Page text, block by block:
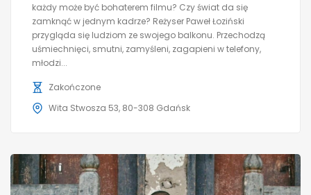
każdy może być bohaterem filmu? Czy świat da się
zamknąć w jednym kadrze? Reżyser Paweł Łoziński
przygląda się ludziom ze swojego balkonu. Przechodzą
uśmiechnięci, smutni, zamyśleni, zagapieni w telefony,
młodzi...
Zakończone
Wita Stwosza 53, 80-308 Gdańsk